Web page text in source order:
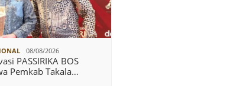
08/08/2026
PASSIRIKA BOS
Pemkab Takala…